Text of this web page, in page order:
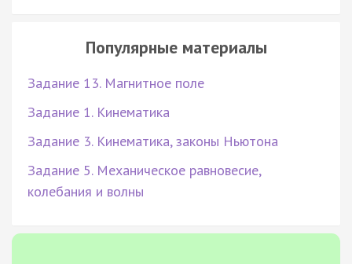
Популярные материалы
Задание 13. Магнитное поле
Задание 1. Кинематика
Задание 3. Кинематика, законы Ньютона
Задание 5. Механическое равновесие,
колебания и волны